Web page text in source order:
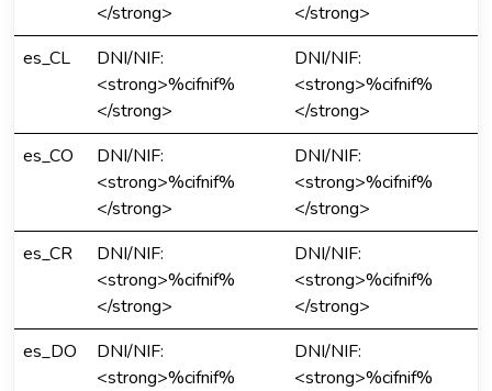
</strong>
</strong>
es_CL
DNI/NIF:
<strong>%cifnif%
</strong>
DNI/NIF:
<strong>%cifnif%
</strong>
es_CO
DNI/NIF:
<strong>%cifnif%
</strong>
DNI/NIF:
<strong>%cifnif%
</strong>
es_CR
DNI/NIF:
<strong>%cifnif%
</strong>
DNI/NIF:
<strong>%cifnif%
</strong>
es_DO
DNI/NIF:
<strong>%cifnif%
DNI/NIF:
<strong>%cifnif%